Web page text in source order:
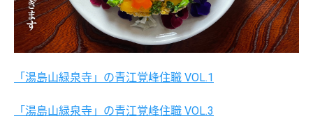
「湯島山緑泉寺」の青江覚峰住職 VOL.1
「湯島山緑泉寺」の青江覚峰住職 VOL.3